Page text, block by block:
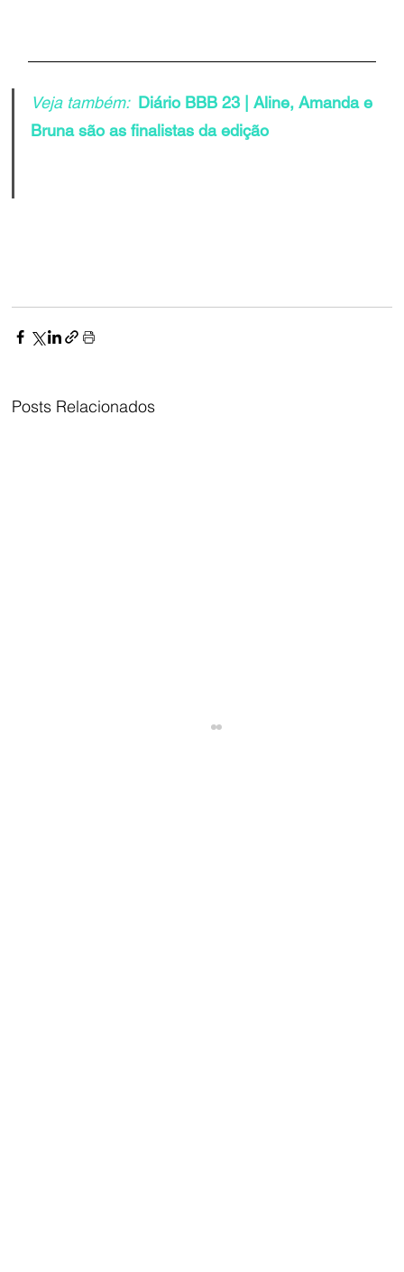
Veja também: Diário BBB 23 | Aline, Amanda e
Bruna são as finalistas da edição
Posts Relacionados